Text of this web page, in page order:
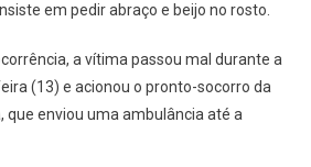
em pedir abraço e beijo no rosto.
a vítima passou mal durante a
(13) e acionou o pronto-socorro da
que enviou uma ambulância até a